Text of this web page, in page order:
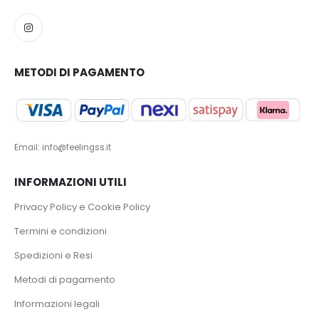
METODI DI PAGAMENTO
Email: info@feelingss.it
INFORMAZIONI UTILI
Privacy Policy e Cookie Policy
Termini e condizioni
Spedizioni e Resi
Metodi di pagamento
Informazioni legali